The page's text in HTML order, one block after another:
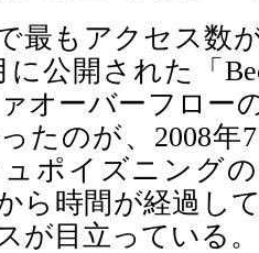
最もアクセス数
公開された「
オーバーフロー
たのが、2008年
ュポイズニング
ら時間が経過し
が目立っている。